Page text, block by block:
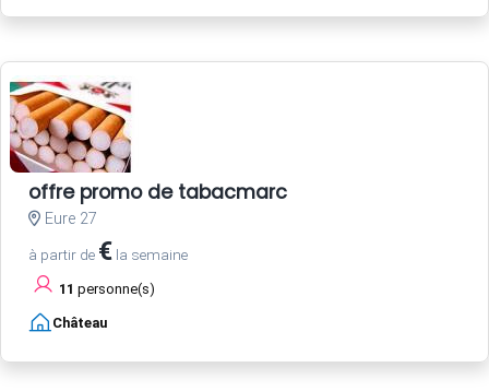
offre promo de tabacmarc
Eure 27
à partir de € la semaine
11 personne(s)
Château